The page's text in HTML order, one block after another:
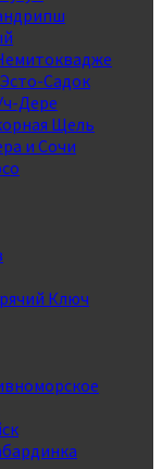
Садок
Дере
Щель
и Сочи
Ключ